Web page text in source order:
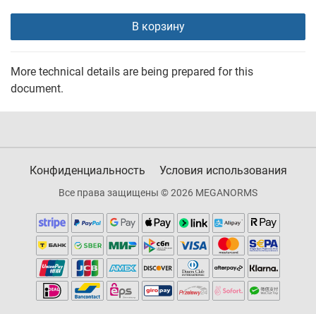
В корзину
More technical details are being prepared for this
document.
Конфиденциальность Условия использования
Все права защищены © 2026 MEGANORMS